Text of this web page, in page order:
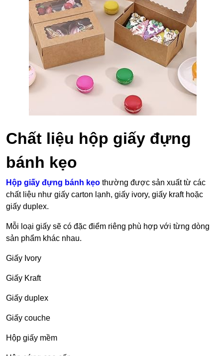
Chất liệu hộp giấy đựng
bánh kẹo
Hộp giấy đựng bánh kẹo thường được sản xuất từ các
chất liệu như giấy carton lạnh, giấy ivory, giấy kraft hoặc
giấy duplex.
Mỗi loại giấy sẽ có đặc điểm riêng phù hợp với từng dòng
sản phẩm khác nhau.
Giấy Ivory
Giấy Kraft
Giấy duplex
Giấy couche
Hộp giấy mềm